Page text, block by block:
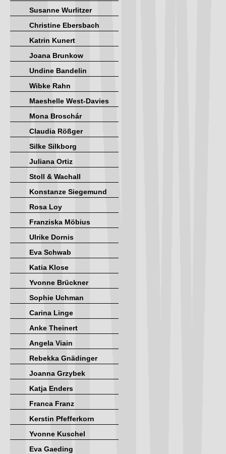
Susanne Wurlitzer
Christine Ebersbach
Katrin Kunert
Joana Brunkow
Undine Bandelin
Wibke Rahn
Maeshelle West-Davies
Mona Broschár
Claudia Rößger
Silke Silkborg
Juliana Ortiz
Stoll & Wachall
Konstanze Siegemund
Rosa Loy
Franziska Möbius
Ulrike Dornis
Eva Schwab
Katia Klose
Yvonne Brückner
Sophie Uchman
Carina Linge
Anke Theinert
Angela Viain
Rebekka Gnädinger
Joanna Grzybek
Katja Enders
Franca Franz
Kerstin Pfefferkorn
Yvonne Kuschel
Eva Gaeding